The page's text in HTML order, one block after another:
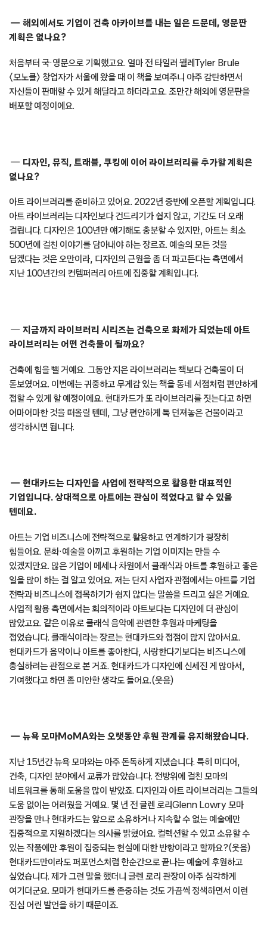
해외에서도 기업이 건축 아카이브를 내는 일은 드문데, 영문판
계획은 없나요?
처음부터 국·영문으로 기획했고요. 얼마 전 타일러 뷜레Tyler Brule
〈모노클〉 창업자가 서울에 왔을 때 이 책을 보여주니 아주 감탄하면서
자신들이 판매할 수 있게 해달라고 하더라고요. 조만간 해외에 영문판을
배포할 예정이에요.
디자인, 뮤직, 트래블, 쿠킹에 이어 라이브러리를 추가할 계획은
없나요?
아트 라이브러리를 준비하고 있어요. 2022년 중반에 오픈할 계획입니다.
아트 라이브러리는 디자인보다 건드리기가 쉽지 않고, 기간도 더 오래
걸립니다. 디자인은 100년만 얘기해도 충분할 수 있지만, 아트는 최소
500년에 걸친 이야기를 담아내야 하는 장르죠. 예술의 모든 것을
담겠다는 것은 오만이라, 디자인의 근원을 좀 더 파고든다는 측면에서
지난 100년간의 컨템퍼러리 아트에 집중할 계획입니다.
지금까지 라이브러리 시리즈는 건축으로 화제가 되었는데 아트
라이브러리는 어떤 건축물이 될까요?
건축에 힘을 뺄 거예요. 그동안 지은 라이브러리는 책보다 건축물이 더
돋보였어요. 이번에는 귀중하고 무게감 있는 책을 동네 서점처럼 편안하게
접할 수 있게 할 예정이에요. 현대카드가 또 라이브러리를 짓는다고 하면
어마어마한 것을 떠올릴 텐데, 그냥 편안하게 툭 던져놓은 건물이라고
생각하시면 됩니다.
현대카드는 디자인을 사업에 전략적으로 활용한 대표적인
기업입니다. 상대적으로 아트에는 관심이 적었다고 할 수 있을
텐데요.
아트는 기업 비즈니스에 전략적으로 활용하고 연계하기가 굉장히
힘들어요. 문화·예술을 아끼고 후원하는 기업 이미지는 만들 수
있겠지만요. 많은 기업이 메세나 차원에서 클래식과 아트를 후원하고 좋은
일을 많이 하는 걸 알고 있어요. 저는 단지 사업자 관점에서는 아트를 기업
전략과 비즈니스에 접목하기가 쉽지 않다는 말씀을 드리고 싶은 거예요.
사업적 활용 측면에서는 회의적이라 아트보다는 디자인에 더 관심이
많았고요. 같은 이유로 클래식 음악에 관련한 후원과 마케팅을
접었습니다. 클래식이라는 장르는 현대카드와 접점이 많지 않아서요.
현대카드가 음악이나 아트를 좋아한다, 사랑한다기보다는 비즈니스에
충실하려는 관점으로 본 거죠. 현대카드가 디자인에 신세진 게 많아서,
기여했다고 하면 좀 미안한 생각도 들어요.(웃음)
뉴욕 모마MoMA와는 오랫동안 후원 관계를 유지해왔습니다.
지난 15년간 뉴욕 모마와는 아주 돈독하게 지냈습니다. 특히 미디어,
건축, 디자인 분야에서 교류가 많았습니다. 전방위에 걸친 모마의
네트워크를 통해 도움을 많이 받았죠. 디자인과 아트 라이브러리는 그들의
도움 없이는 어려웠을 거예요. 몇 년 전 글렌 로리Glenn Lowry 모마
관장을 만나 현대카드는 앞으로 소유하거나 지속할 수 없는 예술에만
집중적으로 지원하겠다는 의사를 밝혔어요. 컬렉션할 수 있고 소유할 수
있는 작품에만 후원이 집중되는 현실에 대한 반항이라고 할까요?(웃음)
현대카드만이라도 퍼포먼스처럼 한순간으로 끝나는 예술에 후원하고
싶었습니다. 제가 그런 말을 했더니 글렌 로리 관장이 아주 심각하게
여기더군요. 모마가 현대카드를 존중하는 것도 가끔씩 정색하면서 이런
진심 어린 발언을 하기 때문이죠.